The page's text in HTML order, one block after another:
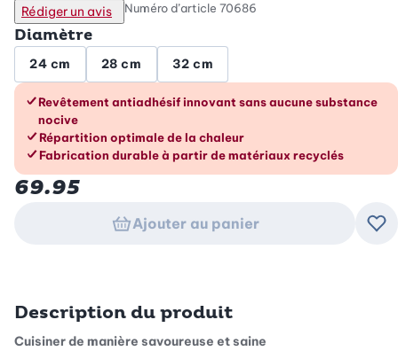
Rédiger un avis Numéro d’article 70686
Diamètre
24 cm 28 cm 32 cm
Les avantages en un coup d’œil
Revêtement antiadhésif innovant sans aucune substance
nocive
Répartition optimale de la chaleur
Fabrication durable à partir de matériaux recyclés
69.95
Ajouter au panier
Description du produit
Cuisiner de manière savoureuse et saine